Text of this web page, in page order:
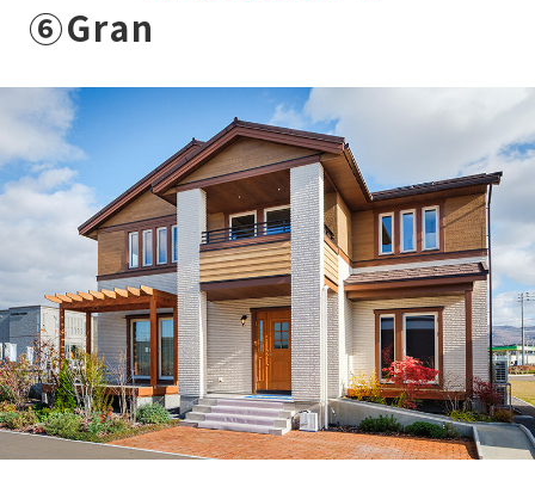
函館会場
苫小牧会場
お知らせ
収納コラム
マイホームセンターとは
住宅購入までの流れ（ご検討始めの方）
住宅メーカーから探す
⑥Gran